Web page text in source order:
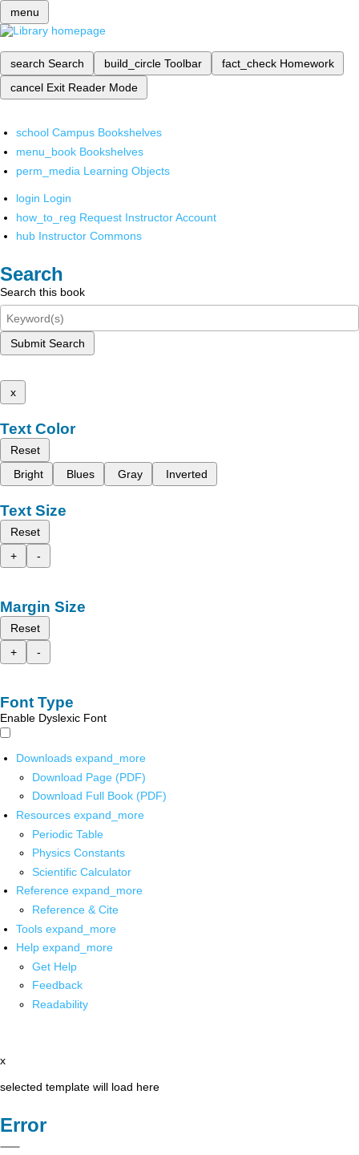
menu
search Search build_circle Toolbar fact_check Homework
cancel Exit Reader Mode
school Campus Bookshelves
menu_book Bookshelves
perm_media Learning Objects
login Login
how_to_reg Request Instructor Account
hub Instructor Commons
Search
Search this book
Submit Search
x
Text Color
Reset
Bright
Blues Gray Inverted
Text Size
Reset
+
-
Margin Size
Reset
+
-
Font Type
Enable Dyslexic Font
Downloads expand_more
Download Page (PDF)
Download Full Book (PDF)
Resources expand_more
Periodic Table
Physics Constants
Scientific Calculator
Reference expand_more
Reference & Cite
Tools expand_more
Help expand_more
Get Help
Feedback
Readability
x
selected template will load here
Error